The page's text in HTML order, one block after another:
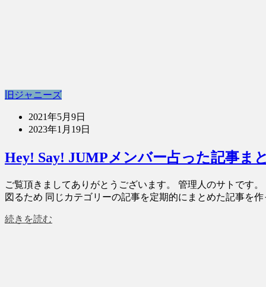
旧ジャニーズ
2021年5月9日
2023年1月19日
Hey! Say! JUMPメンバー占った記事ま
ご覧頂きましてありがとうございます。 管理人のサトです
図るため 同じカテゴリーの記事を定期的にまとめた記事を
続きを読む